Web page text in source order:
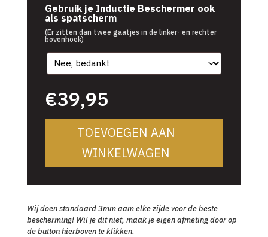
€39,95
Gebruik je Inductie Beschermer ook
als spatscherm
(Er zitten dan twee gaatjes in de linker- en rechter
bovenhoek)
€39,95
TOEVOEGEN AAN
WINKELWAGEN
Wij doen standaard 3mm aam elke zijde voor de beste
bescherming! Wil je dit niet, maak je eigen afmeting door op
de button hierboven te klikken.